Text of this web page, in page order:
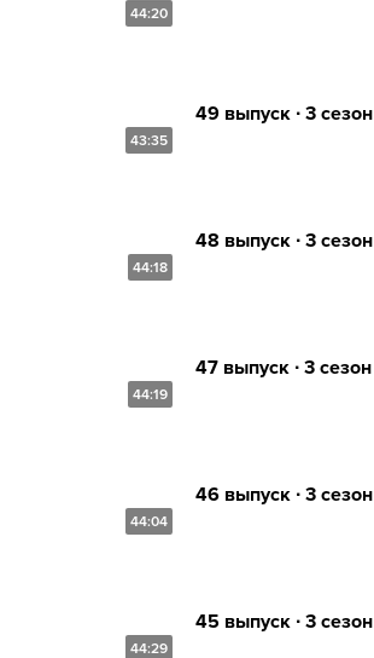
44:20
43:35
49 выпуск ∙ 3 сезон
44:18
48 выпуск ∙ 3 сезон
44:19
47 выпуск ∙ 3 сезон
44:04
46 выпуск ∙ 3 сезон
44:29
45 выпуск ∙ 3 сезон